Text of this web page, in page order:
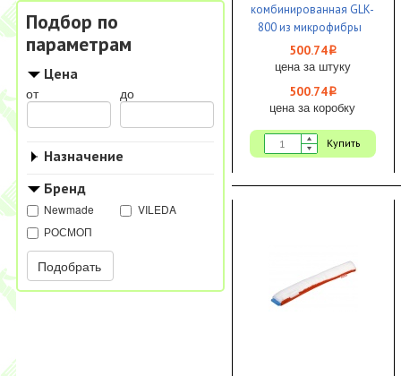
Подбор по
параметрам
Цена
от до
Назначение
Бренд
Newmade
VILEDA
РОСМОП
Подобрать
комбинированная GLK-
800 из микрофибры
1/25
500.74i
цена за штуку
500.74i
цена за коробку
Купить